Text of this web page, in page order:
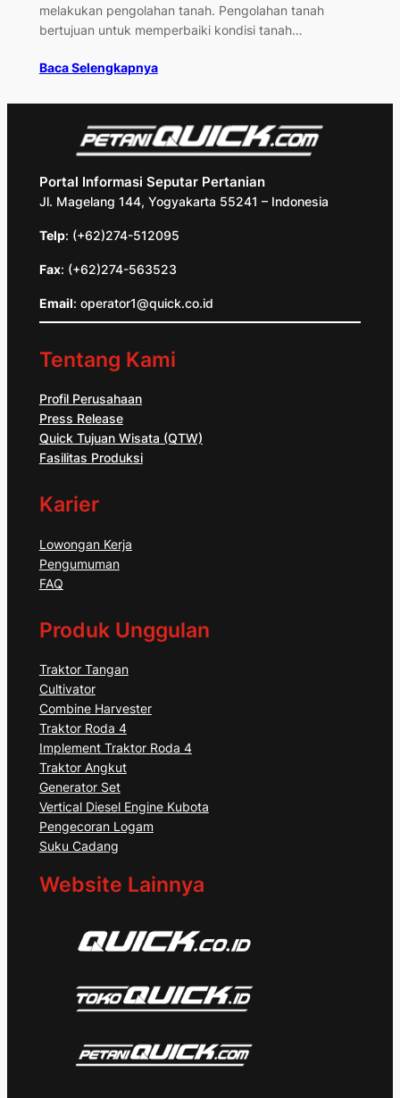
melakukan pengolahan tanah. Pengolahan tanah
bertujuan untuk memperbaiki kondisi tanah…
Baca Selengkapnya
Portal Informasi Seputar Pertanian
Jl. Magelang 144, Yogyakarta 55241 – Indonesia
Telp: (+62)274-512095
Fax: (+62)274-563523
Email: operator1@quick.co.id
Tentang Kami
Profil Perusahaan
Press Release
Quick Tujuan Wisata (QTW)
Fasilitas Produksi
Karier
Lowongan Kerja
Pengumuman
FAQ
Produk Unggulan
Traktor Tangan
Cultivator
Combine Harvester
Traktor Roda 4
Implement Traktor Roda 4
Traktor Angkut
Generator Set
Vertical Diesel Engine Kubota
Pengecoran Logam
Suku Cadang
Website Lainnya